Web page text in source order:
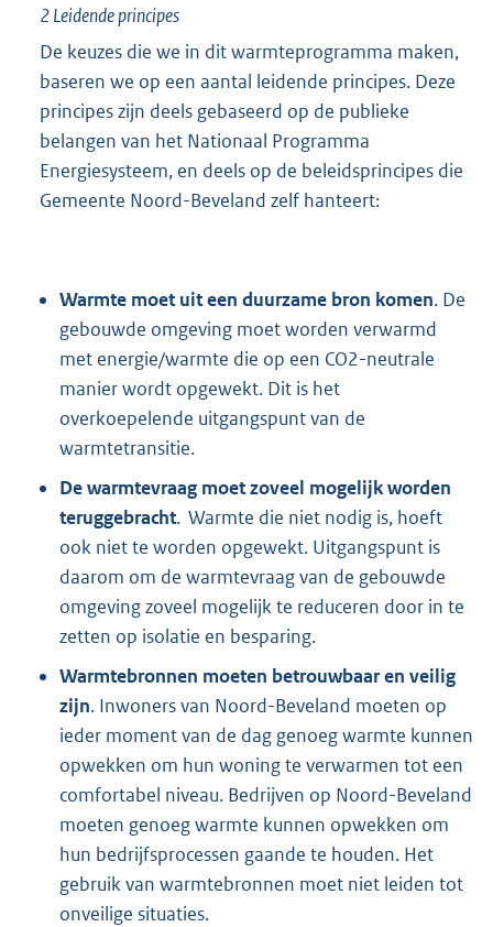
2Leidende principes
De keuzes die we in dit warmteprogramma maken,
baseren we op een aantal leidende principes. Deze
principes zijn deels gebaseerd op de publieke
belangen van het Nationaal Programma
Energiesysteem, en deels op de beleidsprincipes die
Gemeente Noord-Beveland zelf hanteert:
Warmte moet uit een duurzame bron komen. De
gebouwde omgeving moet worden verwarmd
met energie/warmte die op een CO2-neutrale
manier wordt opgewekt. Dit is het
overkoepelende uitgangspunt van de
warmtetransitie.
De warmtevraag moet zoveel mogelijk worden
teruggebracht. Warmte die niet nodig is, hoeft
ook niet te worden opgewekt. Uitgangspunt is
daarom om de warmtevraag van de gebouwde
omgeving zoveel mogelijk te reduceren door in te
zetten op isolatie en besparing.
Warmtebronnen moeten betrouwbaar en veilig
zijn. Inwoners van Noord-Beveland moeten op
ieder moment van de dag genoeg warmte kunnen
opwekken om hun woning te verwarmen tot een
comfortabel niveau. Bedrijven op Noord-Beveland
moeten genoeg warmte kunnen opwekken om
hun bedrijfsprocessen gaande te houden. Het
gebruik van warmtebronnen moet niet leiden tot
onveilige situaties.